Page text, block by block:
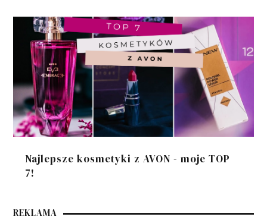
Najlepsze kosmetyki z AVON - moje TOP
7!
REKLAMA